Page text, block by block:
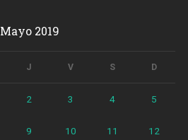
Mayo 2019
J V S D
2 3 4 5
9 10 11 12